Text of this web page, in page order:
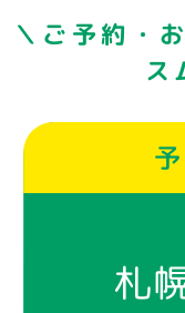
＼ご予約・
ス
札